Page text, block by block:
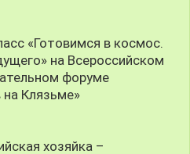
«Готовимся в космос.
на Всероссийском
форуме
Клязьме»
хозяйка –